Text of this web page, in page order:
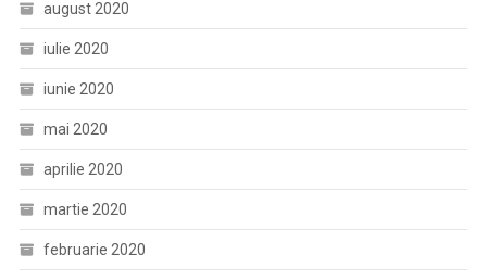
august 2020
iulie 2020
iunie 2020
mai 2020
aprilie 2020
martie 2020
februarie 2020